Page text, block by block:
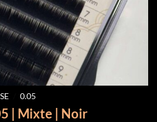
0.05
| Mixte | Noir